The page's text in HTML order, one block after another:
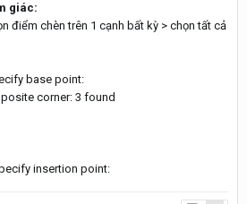
giác:
điểm chèn trên 1 cạnh bất kỳ > chọn tất cả
base point:
corner: 3 found
insertion point: